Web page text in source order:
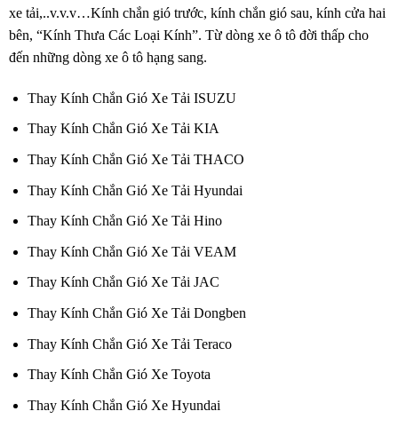
xe tải,..v.v.v…Kính chắn gió trước, kính chắn gió sau, kính cửa hai
bên, “Kính Thưa Các Loại Kính”. Từ dòng xe ô tô đời thấp cho
đến những dòng xe ô tô hạng sang.
Thay Kính Chắn Gió Xe Tải ISUZU
Thay Kính Chắn Gió Xe Tải KIA
Thay Kính Chắn Gió Xe Tải THACO
Thay Kính Chắn Gió Xe Tải Hyundai
Thay Kính Chắn Gió Xe Tải Hino
Thay Kính Chắn Gió Xe Tải VEAM
Thay Kính Chắn Gió Xe Tải JAC
Thay Kính Chắn Gió Xe Tải Dongben
Thay Kính Chắn Gió Xe Tải Teraco
Thay Kính Chắn Gió Xe Toyota
Thay Kính Chắn Gió Xe Hyundai